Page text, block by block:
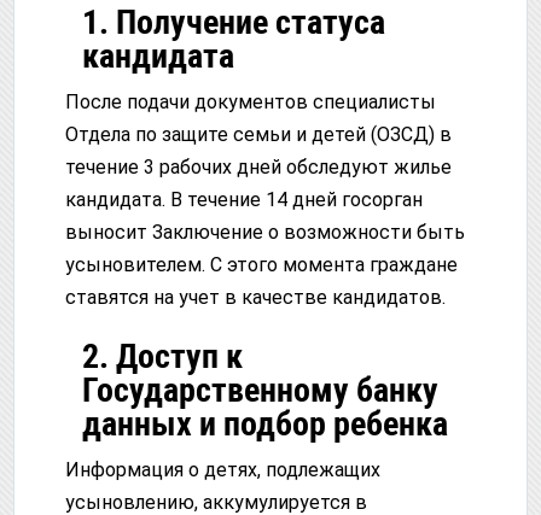
1. Получение статуса
кандидата
После подачи документов специалисты
Отдела по защите семьи и детей (ОЗСД) в
течение 3 рабочих дней обследуют жилье
кандидата. В течение 14 дней госорган
выносит Заключение о возможности быть
усыновителем. С этого момента граждане
ставятся на учет в качестве кандидатов.
2. Доступ к
Государственному банку
данных и подбор ребенка
Информация о детях, подлежащих
усыновлению, аккумулируется в